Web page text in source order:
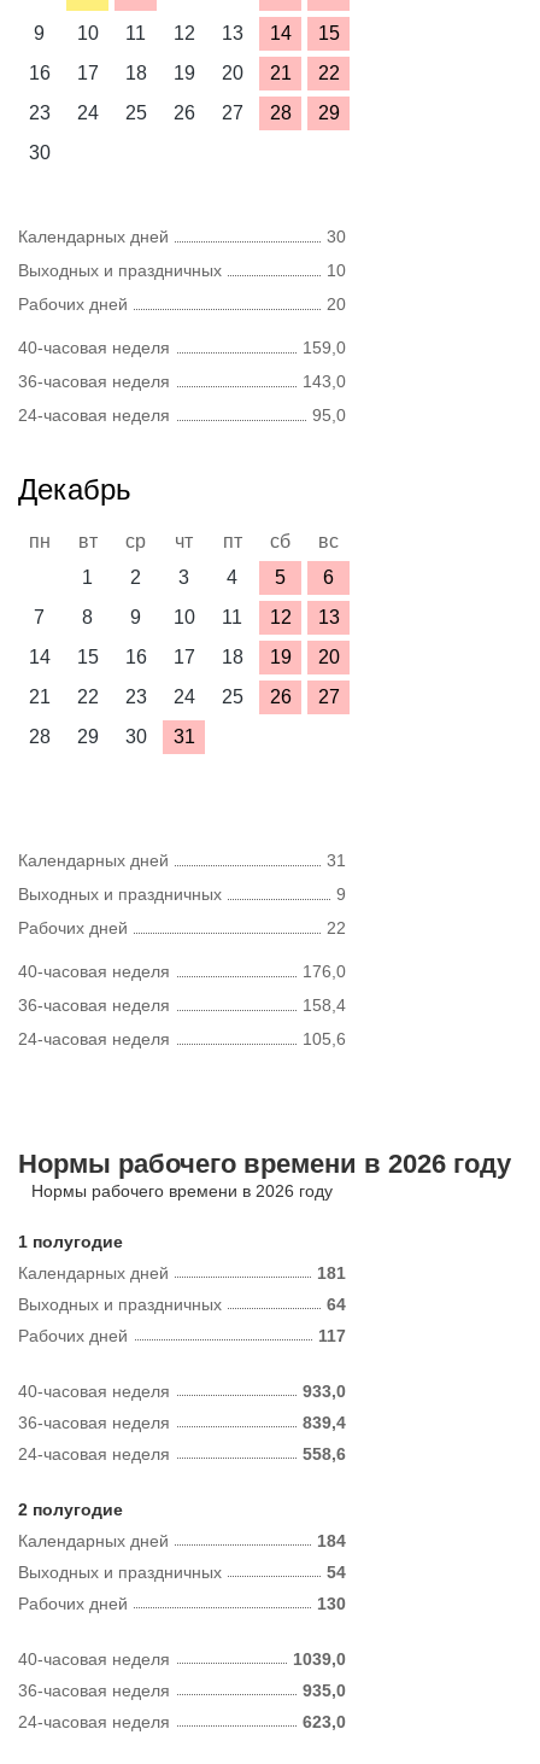
9
10 11 12 13 14
15
16
17 18 19 20 21
22
23
24 25 26 27 28
29
30
Календарных дней
30
Выходных и праздничных
10
Рабочих дней
20
40-часовая неделя
159,0
36-часовая неделя
143,0
24-часовая неделя
95,0
Декабрь
пн вт ср чт пт сб
вс
1
2 3 4 5
6
7
8 9 10 11 12
13
14
15 16 17 18 19
20
21
22 23 24 25 26
27
28
29 30 31
Календарных дней
31
Выходных и праздничных
9
Рабочих дней
22
40-часовая неделя
176,0
36-часовая неделя
158,4
24-часовая неделя
105,6
Нормы рабочего времени в 2026 году
Нормы рабочего времени в 2026 году
1 полугодие
Календарных дней
181
Рабочих дней 117
Выходных и праздничных 64
40-часовая неделя
933,0
36-часовая неделя
839,4
24-часовая неделя
558,6
2 полугодие
Календарных дней
184
Рабочих дней 130
Выходных и праздничных 54
40-часовая неделя
1039,0
36-часовая неделя
935,0
24-часовая неделя
623,0